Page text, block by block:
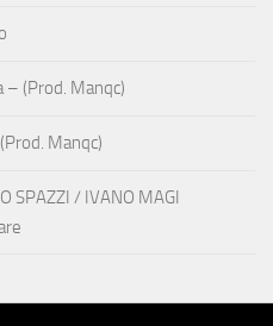
– (Prod. Manqc)
Manqc)
SPAZZI / IVANO MAGI